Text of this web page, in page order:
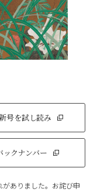
号を試し読み
ックナンバー
がありました。お詫び申